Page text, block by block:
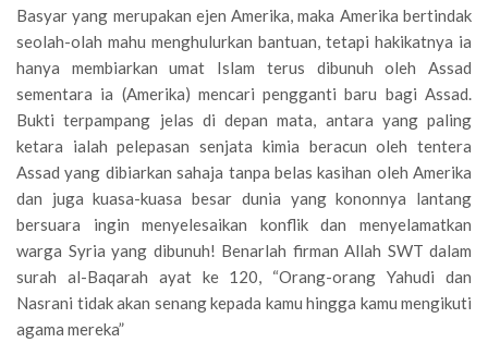
Basyar yang merupakan ejen Amerika, maka Amerika bertindak
seolah-olah mahu menghulurkan bantuan, tetapi hakikatnya ia
hanya membiarkan umat Islam terus dibunuh oleh Assad
sementara ia (Amerika) mencari pengganti baru bagi Assad.
Bukti terpampang jelas di depan mata, antara yang paling
ketara ialah pelepasan senjata kimia beracun oleh tentera
Assad yang dibiarkan sahaja tanpa belas kasihan oleh Amerika
dan juga kuasa-kuasa besar dunia yang kononnya lantang
bersuara ingin menyelesaikan konflik dan menyelamatkan
warga Syria yang dibunuh! Benarlah firman Allah SWT dalam
surah al-Baqarah ayat ke 120, “Orang-orang Yahudi dan
Nasrani tidak akan senang kepada kamu hingga kamu mengikuti
agama mereka”